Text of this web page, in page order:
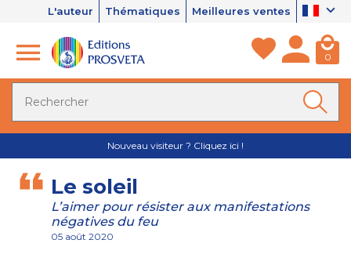
L'auteur Thématiques Meilleures ventes
0
Nouveau visiteur ? Cliquez ici !
Le soleil
L’aimer pour résister aux manifestations
négatives du feu
05 août 2020